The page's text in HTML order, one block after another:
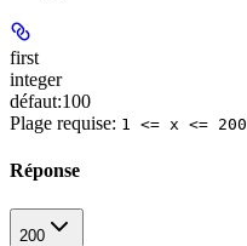
first
integer
défaut:100
Plage requise: 1 <= x <= 200
Réponse
200